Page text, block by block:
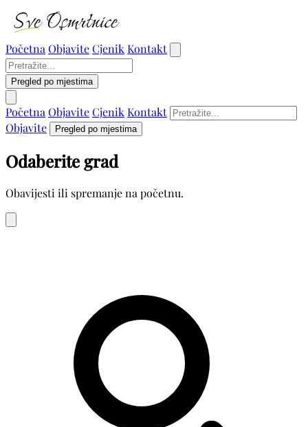
Početna ObjaviteCjenik Kontakt
Pregled po mjestima
Početna ObjaviteCjenik Kontakt
Objavite
Pregled po mjestima
Odaberite grad
Obavijesti ili spremanje na početnu.